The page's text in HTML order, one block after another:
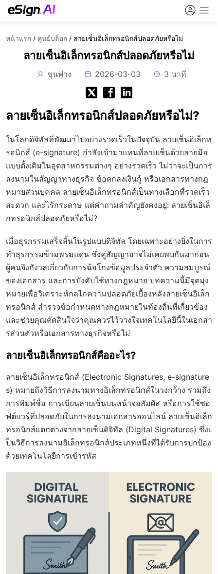
หน้าแรก / ศูนย์บล็อก / ลายเซ็นอิเล็กทรอนิกส์ปลอดภัยหรือไม่
ลายเซ็นอิเล็กทรอนิกส์ปลอดภัยหรือไม่
ชุนฟาง 2026-03-03 3 นาที
ลายเซ็นอิเล็กทรอนิกส์ปลอดภัยหรือไม่?
ในโลกดิจิทัลที่พัฒนาไปอย่างรวดเร็วในปัจจุบัน ลายเซ็นอิเล็กท
รอนิกส์ (e-signature) กำลังเข้ามาแทนที่ลายเซ็นด้วยลายมือ
แบบดั้งเดิมในอุตสาหกรรมต่างๆ อย่างรวดเร็ว ไม่ว่าจะเป็นการ
ลงนามในสัญญาทางธุรกิจ ข้อตกลงเงินกู้ หรือเอกสารทางกฎ
หมายส่วนบุคคล ลายเซ็นอิเล็กทรอนิกส์เป็นทางเลือกที่รวดเร็ว
สะดวก และไร้กระดาษ แต่คำถามสำคัญยังคงอยู่: ลายเซ็นอิเล็
กทรอนิกส์ปลอดภัยหรือไม่?
เมื่อธุรกรรมเสร็จสิ้นในรูปแบบดิจิทัล โดยเฉพาะอย่างยิ่งในการ
ทำธุรกรรมข้ามพรมแดน ซึ่งคู่สัญญาอาจไม่เคยพบกันมาก่อน
ผู้คนจึงกังวลเกี่ยวกับการฉ้อโกงข้อมูลประจำตัว ความสมบูรณ์
ของเอกสาร และการบังคับใช้ทางกฎหมาย บทความนี้มีจุดมุ่ง
หมายเพื่อวิเคราะห์กลไกความปลอดภัยเบื้องหลังลายเซ็นอิเล็ก
ทรอนิกส์ สำรวจข้อกำหนดทางกฎหมายในท้องถิ่นที่เกี่ยวข้อง
และช่วยคุณตัดสินใจว่าคุณควรไว้วางใจเทคโนโลยีนี้ในเอกสา
รส่วนตัวหรือเอกสารทางธุรกิจหรือไม่
ลายเซ็นอิเล็กทรอนิกส์คืออะไร?
ลายเซ็นอิเล็กทรอนิกส์ (Electronic Signatures, e-signature
s) หมายถึงวิธีการลงนามทางอิเล็กทรอนิกส์ในวงกว้าง รวมถึง
การพิมพ์ชื่อ การเขียนลายเซ็นบนหน้าจอสัมผัส หรือการใช้ซอ
ฟต์แวร์ที่ปลอดภัยในการลงนามเอกสารออนไลน์ ลายเซ็นอิเล็ก
ทรอนิกส์แตกต่างจากลายเซ็นดิจิทัล (Digital Signatures) ซึ่งเ
ป็นวิธีการลงนามอิเล็กทรอนิกส์ประเภทหนึ่งที่ได้รับการปกป้อง
ด้วยเทคโนโลยีการเข้ารหัส